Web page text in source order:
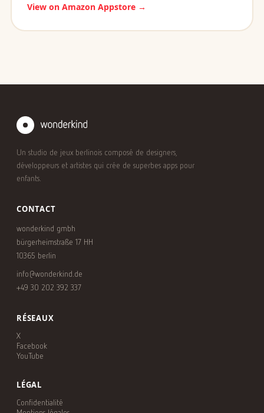
View on Amazon Appstore →
Un studio de jeux berlinois composé de designers,
développeurs et artistes qui crée de superbes apps pour
enfants.
CONTACT
wonderkind gmbh
bürgerheimstraße 17 HH
10365 berlin
info@wonderkind.de
+49 30 202 392 337
RÉSEAUX
X
Facebook
YouTube
LÉGAL
Confidentialité